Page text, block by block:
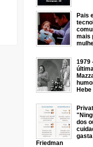
Pais
mais
1979
Hebe
dos
Friedman